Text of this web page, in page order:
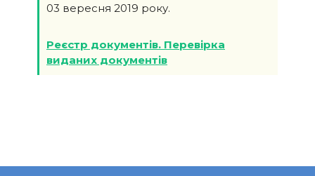
03 вересня 2019 року.
Реєстр документів. Перевірка
виданих документів